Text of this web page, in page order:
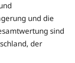
und die
sind
der